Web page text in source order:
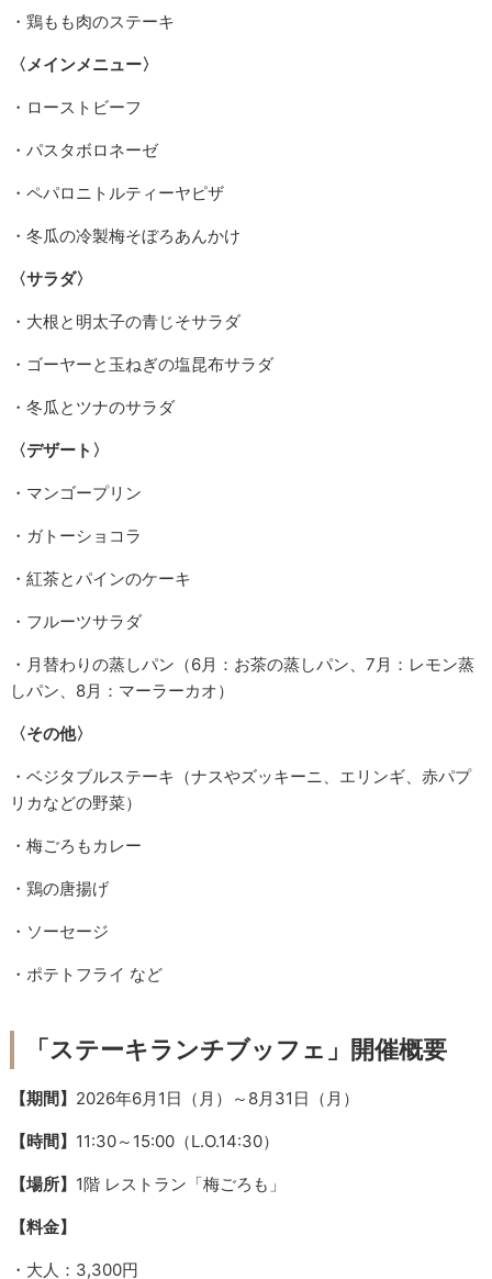
・鶏もも肉のステーキ
〈メインメニュー〉
・ローストビーフ
・パスタボロネーゼ
・ペパロニトルティーヤピザ
・冬瓜の冷製梅そぼろあんかけ
〈サラダ〉
・大根と明太子の青じそサラダ
・ゴーヤーと玉ねぎの塩昆布サラダ
・冬瓜とツナのサラダ
〈デザート〉
・マンゴープリン
・ガトーショコラ
・紅茶とパインのケーキ
・フルーツサラダ
・月替わりの蒸しパン（6月：お茶の蒸しパン、7月：レモン蒸
しパン、8月：マーラーカオ）
〈その他〉
・ベジタブルステーキ（ナスやズッキーニ、エリンギ、赤パプ
リカなどの野菜）
・梅ごろもカレー
・鶏の唐揚げ
・ソーセージ
・ポテトフライ など
「ステーキランチブッフェ」開催概要
【期間】 2026年6月1日（月）～8月31日（月）
【時間】 11:30～15:00（L.O.14:30）
【場所】 1階 レストラン「梅ごろも」
【料金】
・大人：3,300円